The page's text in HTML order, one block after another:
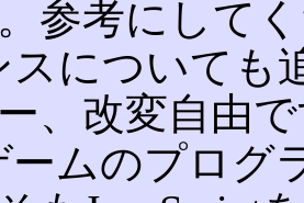
参考にして
スについても
、改変自由
ームのプログ